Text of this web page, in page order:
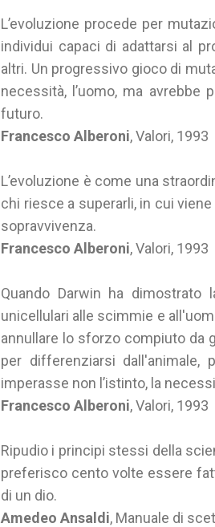
L’evoluzione procede per
individui capaci di adattarsi al
altri. Un progressivo gioco di
necessità, l’uomo, ma avrebbe
futuro.
Francesco Alberoni, Valori, 1993
L’evoluzione è come una
chi riesce a superarli, in cui
sopravvivenza.
Francesco Alberoni, Valori, 1993
Quando Darwin ha dimostrato
unicellulari alle scimmie e
annullare lo sforzo compiuto da
per differenziarsi
imperasse non l’istinto, la
Francesco Alberoni, Valori, 1993
Ripudio i principi stessi della
preferisco cento volte essere
di un dio.
Amedeo Ansaldi, Manuale di